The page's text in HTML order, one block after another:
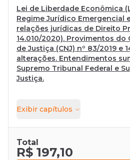
Lei de Liberdade Econômica
Regime Jurídico Emergencial
relações jurídicas de Direito
14.010/2020). Provimentos do
de Justiça (CNJ) nº 83/2019 e
alterações. Entendimentos
Supremo Tribunal Federal e
Justiça.
Exibir capítulos
Total
R$ 197,10